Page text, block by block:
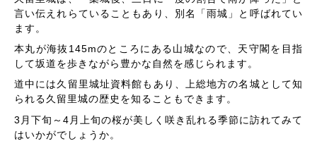
言い伝えれらていることもあり、別名「雨城」と呼ばれてい
ます。
本丸が海抜145mのところにある山城なので、天守閣を目指
して坂道を歩きながら豊かな自然を感じられます。
道中には久留里城址資料館もあり、上総地方の名城として知
られる久留里城の歴史を知ることもできます。
3月下旬～4月上旬の桜が美しく咲き乱れる季節に訪れてみて
はいかがでしょうか。